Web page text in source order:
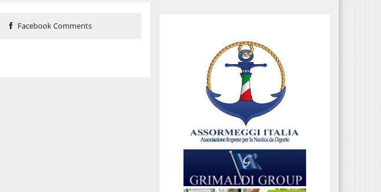
Facebook Comments